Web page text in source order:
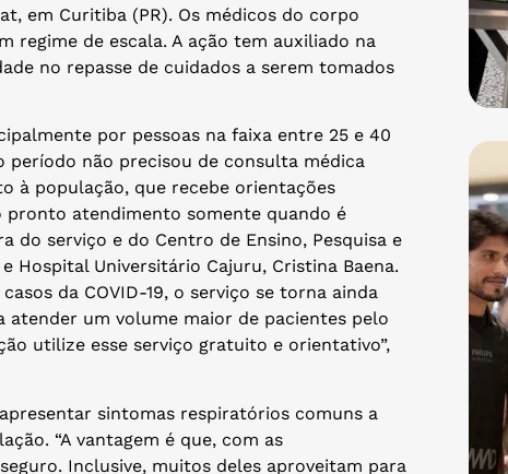
em Curitiba (PR). Os médicos do corpo
regime de escala. A ação tem auxiliado na
no repasse de cuidados a serem tomados
por pessoas na faixa entre 25 e 40
período não precisou de consulta médica
à população, que recebe orientações
pronto atendimento somente quando é
do serviço e do Centro de Ensino, Pesquisa e
Hospital Universitário Cajuru, Cristina Baena.
da COVID-19, o serviço se torna ainda
atender um volume maior de pacientes pelo
utilize esse serviço gratuito e orientativo”,
sintomas respiratórios comuns a
“A vantagem é que, com as
Inclusive, muitos deles aproveitam para